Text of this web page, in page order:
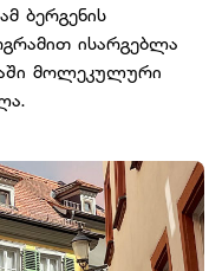
ბერგენის
ისარგებლა
მოლეკულური